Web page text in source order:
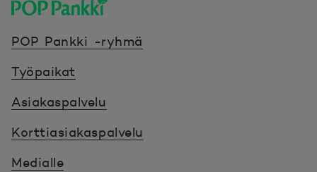
POP Pankki -ryhmä
Työpaikat
Asiakaspalvelu
Korttiasiakaspalvelu
Medialle